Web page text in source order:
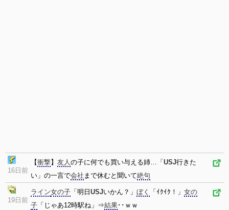
16日前
【衝撃】 友人の子に何でも買い与える姉…「 USJ行きた
い」の一言で会社 まで休むと聞いて絶句
19日前
ライン女の子 「明日 USJいかん？」 ぼく 「ｲｸｲｸ！」 女の
子 「じゃあ12時駅ね」⇒結果･･ｗｗ